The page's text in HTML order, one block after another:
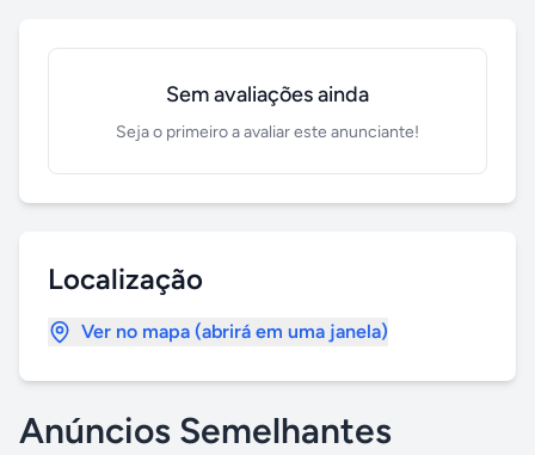
Sem avaliações ainda
Seja o primeiro a avaliar este anunciante!
Localização
Ver no mapa (abrirá em uma janela)
Anúncios Semelhantes